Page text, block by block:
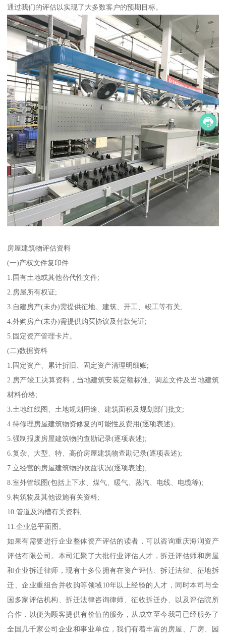
通过我们的评估以实现了大多数客户的预期目标。
房屋建筑物评估资料
(一)产权文件复印件
1.国有土地或其他替代性文件;
2.房屋所有权证;
3.自建房产(未办)需提供征地、建筑、开工、竣工等有关;
4.外购房产(未办)需提供购买协议及付款凭证;
5.固定资产管理卡片。
(二)数据资料
1.固定资产、累计折旧、固定资产清理明细账;
2.房产竣工决算资料，当地建筑安装定额标准、调差文件及当地建筑
材料价格;
3.土地红线图、土地规划用途、建筑面积及规划部门批文;
4.待修理房屋建筑物资修复的可能性及费用(逐项表述);
5.强制报废房屋建筑物的查勘记录(逐项表述);
6.复杂、大型、特、高价房屋建筑物查勘记录(逐项表述);
7.立经营的房屋建筑物的收益状况(逐项表述);
8.室外管线图(包括上下水、煤气、暖气、蒸汽、电线、电缆等);
9.构筑物及其他设施有关资料;
10.管道及沟槽有关资料;
11.企业总平面图。
如果有需要进行企业整体资产评估的读者，可以咨询重庆海润资产
评估有限公司。本司汇聚了大批行业评估人才，拆迁评估师和房屋
和企业拆迁律师，现有十多位拥有在资产评估、拆迁法律、征地拆
迁、企业重组合并收购等领域10年以上经验的人才，同时本司与全
国多家评估机构、拆迁法律咨询律师、征收拆迁办、以及评估院所
合作，以便为顾客提供有价值的服务，从成立至今我司已经服务了
全国几千家公司企业和事业单位，我们有着丰富的房屋、厂房、园